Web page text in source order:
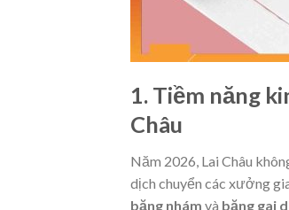
1. Tiềm năng
Châu
Năm 2026, Lai Châu
dịch chuyển các xưởng
băng nhám và băng gai